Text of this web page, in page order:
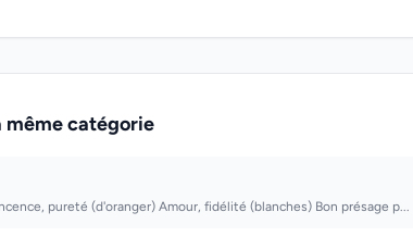
même catégorie
pureté (d'oranger) Amour, fidélité (blanches) Bon présage p...